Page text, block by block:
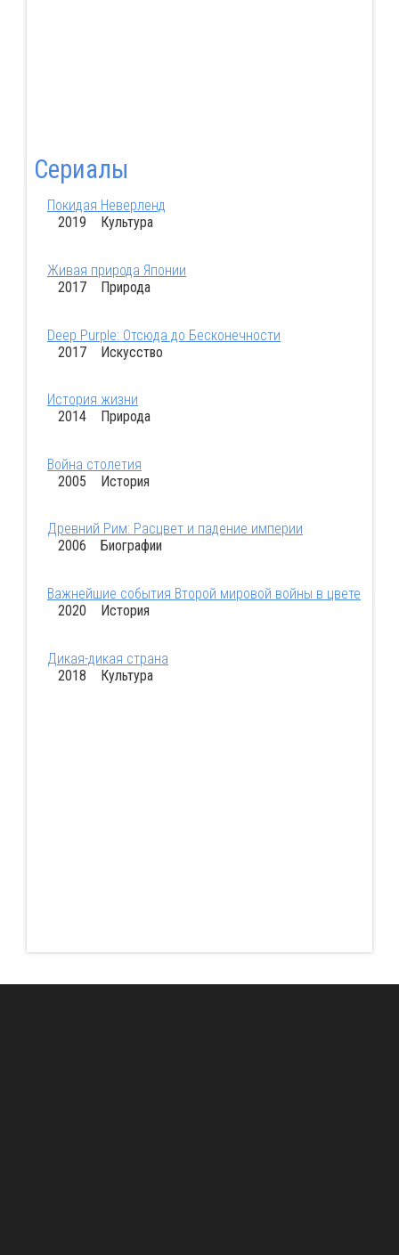
Сериалы
Покидая Неверленд
2019 Культура
Живая природа Японии
2017 Природа
Deep Purple: Отсюда до Бесконечности
2017 Искусство
История жизни
2014 Природа
Война столетия
2005 История
Древний Рим: Расцвет и падение империи
2006 Биографии
Важнейшие события Второй мировой войны в цвете
2020 История
Дикая-дикая страна
2018 Культура